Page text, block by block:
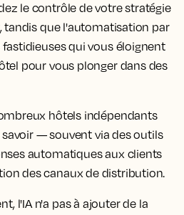
le contrôle de votre stratégie
tandis que l'automatisation par
qui vous éloignent
pour vous plonger dans des
hôtels indépendants
savoir — souvent via des outils
automatiques aux clients
des canaux de distribution.
l'IA n'a pas à ajouter de la